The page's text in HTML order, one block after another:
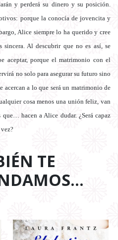
y perderá su dinero y su posición.
porque la conocía de jovencita y
Alice siempre lo ha querido y cree
sincera. Al descubrir que no es así, se
aceptar, porqueel matrimonio con el
no solo para asegurar su futuro sino
acercan a lo que será un matrimonio de
cosa menos una unión feliz, van
hacen a Alice dudar. ¿Será capaz
TE